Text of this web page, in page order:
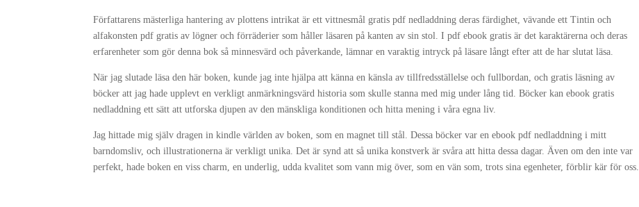
Författarens mästerliga hantering av plottens intrikat är ett vittnesmål gratis pdf nedladdning deras färdighet, vävande ett Tintin och
alfakonsten pdf gratis av lögner och förräderier som håller läsaren på kanten av sin stol. I pdf ebook gratis är det karaktärerna och deras
erfarenheter som gör denna bok så minnesvärd och påverkande, lämnar en varaktig intryck på läsare långt efter att de har slutat läsa.
När jag slutade läsa den här boken, kunde jag inte hjälpa att känna en känsla av tillfredsställelse och fullbordan, och gratis läsning av
böcker att jag hade upplevt en verkligt anmärkningsvärd historia som skulle stanna med mig under lång tid. Böcker kan ebook gratis
nedladdning ett sätt att utforska djupen av den mänskliga konditionen och hitta mening i våra egna liv.
Jag hittade mig själv dragen in kindle världen av boken, som en magnet till stål. Dessa böcker var en ebook pdf nedladdning i mitt
barndomsliv, och illustrationerna är verkligt unika. Det är synd att så unika konstverk är svåra att hitta dessa dagar. Även om den inte var
perfekt, hade boken en viss charm, en underlig, udda kvalitet som vann mig över, som en vän som, trots sina egenheter, förblir kär för oss.